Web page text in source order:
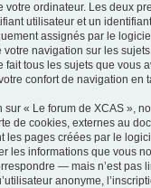
votre ordinateur. Les deux
utilisateur et un
assignés par le
navigation sur les
fait tous les sujets que vous
confort de navigation en
sur « Le forum de XCAS »,
de cookies, externes au
les pages créées par le
les informations que vous
— mais n’est pas
anonyme,